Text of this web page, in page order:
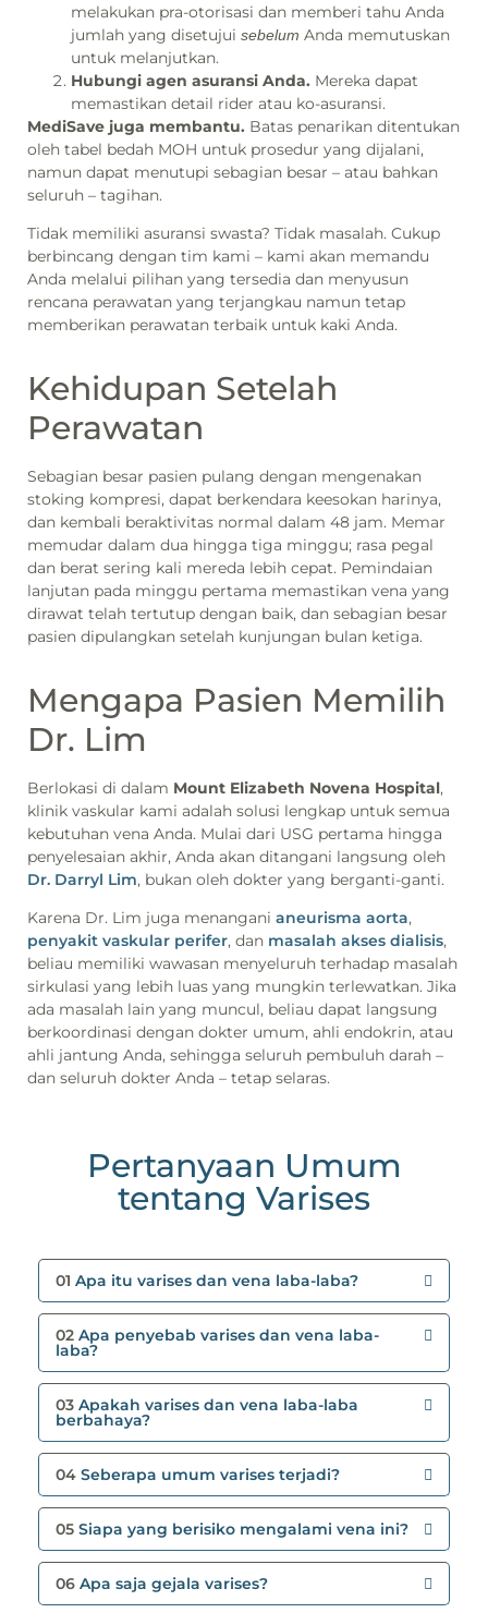
melakukan pra-otorisasi dan memberi tahu Anda
jumlah yang disetujui sebelum Anda memutuskan
untuk melanjutkan.
Hubungi agen asuransi Anda. Mereka dapat
memastikan detail rider atau ko-asuransi.
MediSave juga membantu. Batas penarikan ditentukan
oleh tabel bedah MOH untuk prosedur yang dijalani,
namun dapat menutupi sebagian besar – atau bahkan
seluruh – tagihan.
Tidak memiliki asuransi swasta? Tidak masalah. Cukup
berbincang dengan tim kami – kami akan memandu
Anda melalui pilihan yang tersedia dan menyusun
rencana perawatan yang terjangkau namun tetap
memberikan perawatan terbaik untuk kaki Anda.
Kehidupan Setelah
Perawatan
Sebagian besar pasien pulang dengan mengenakan
stoking kompresi, dapat berkendara keesokan harinya,
dan kembali beraktivitas normal dalam 48 jam. Memar
memudar dalam dua hingga tiga minggu; rasa pegal
dan berat sering kali mereda lebih cepat. Pemindaian
lanjutan pada minggu pertama memastikan vena yang
dirawat telah tertutup dengan baik, dan sebagian besar
pasien dipulangkan setelah kunjungan bulan ketiga.
Mengapa Pasien Memilih
Dr. Lim
Berlokasi di dalam Mount Elizabeth Novena Hospital,
klinik vaskular kami adalah solusi lengkap untuk semua
kebutuhan vena Anda. Mulai dari USG pertama hingga
penyelesaian akhir, Anda akan ditangani langsung oleh
Dr. Darryl Lim, bukan oleh dokter yang berganti-ganti.
Karena Dr. Lim juga menangani aneurisma aorta,
penyakit vaskular perifer, dan masalah akses dialisis,
beliau memiliki wawasan menyeluruh terhadap masalah
sirkulasi yang lebih luas yang mungkin terlewatkan. Jika
ada masalah lain yang muncul, beliau dapat langsung
berkoordinasi dengan dokter umum, ahli endokrin, atau
ahli jantung Anda, sehingga seluruh pembuluh darah –
dan seluruh dokter Anda – tetap selaras.
Pertanyaan Umum
tentang Varises
01 Apa itu varises dan vena laba-laba?
02 Apa penyebab varises dan vena laba-
laba?
03 Apakah varises dan vena laba-laba
berbahaya?
04 Seberapa umum varises terjadi?
05 Siapa yang berisiko mengalami vena ini?
06 Apa saja gejala varises?